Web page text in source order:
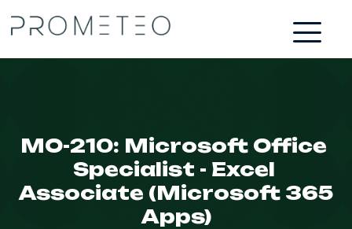
MO-210: Microsoft Office
Specialist - Excel
Associate (Microsoft 365
Apps)